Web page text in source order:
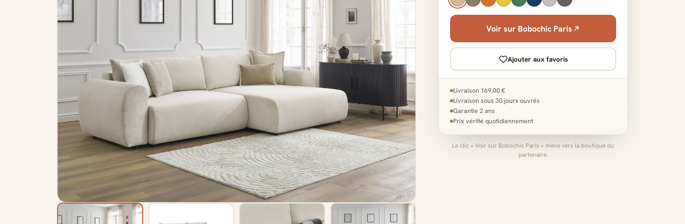
Voir sur Bobochic Paris
Ajouter aux favoris
Livraison 169,00 €
Livraison sous 30 jours ouvrés
Garantie 2 ans
Prix vérifié quotidiennement
Le clic « Voir sur Bobochic Paris » mène vers la boutique du
partenaire.